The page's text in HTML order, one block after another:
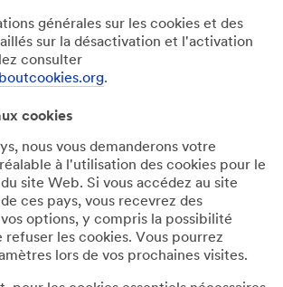
générales sur les cookies et des
sur la désactivation et l'activation
consulter
.
cookies
nous vous demanderons votre
à l'utilisation des cookies pour le
site Web. Si vous accédez au site
ces pays, vous recevrez des
options, y compris la possibilité
les cookies. Vous pourrez
lors de vos prochaines visites.